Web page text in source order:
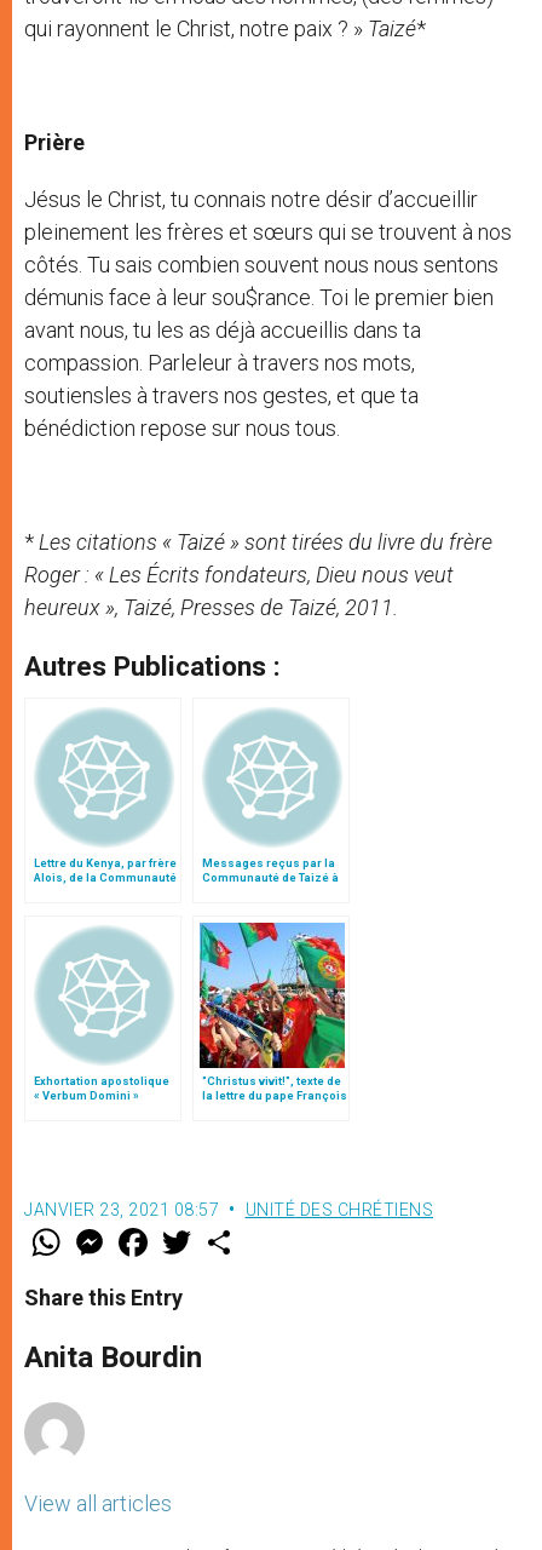
qui rayonnent le Christ, notre paix ? » Taizé*
Prière
Jésus le Christ, tu connais notre désir d’accueillir
pleinement les frères et sœurs qui se trouvent à nos
côtés. Tu sais combien souvent nous nous sentons
démunis face à leur sou$rance. Toi le premier bien
avant nous, tu les as déjà accueillis dans ta
compassion. Parleleur à travers nos mots,
soutiensles à travers nos gestes, et que ta
bénédiction repose sur nous tous.
* Les citations « Taizé » sont tirées du livre du frère
Roger : « Les Écrits fondateurs, Dieu nous veut
heureux », Taizé, Presses de Taizé, 2011.
Autres Publications :
Lettre du Kenya, par frère
Alois, de la Communauté
Messages reçus par la
Communauté de Taizé à
Exhortation apostolique
« Verbum Domini »
"Christus vivit!", texte de
la lettre du pape François
JANVIER 23, 2021 08:57 UNITÉ DES CHRÉTIENS
W
t
s
p
p
M
e
s
e
g
e
F
a
e
b
o
k
w
r
Share this Entry
Anita Bourdin
View all articles